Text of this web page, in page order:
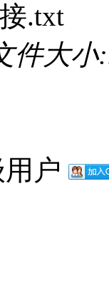
.txt
件大小:
户